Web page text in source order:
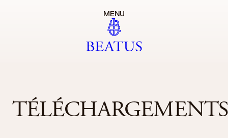
MENU
TÉLÉCHARGEMENTS